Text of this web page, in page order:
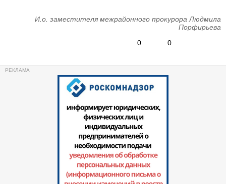
И.о. заместителя межрайонного прокурора Людмила
Порфирьева
0
0